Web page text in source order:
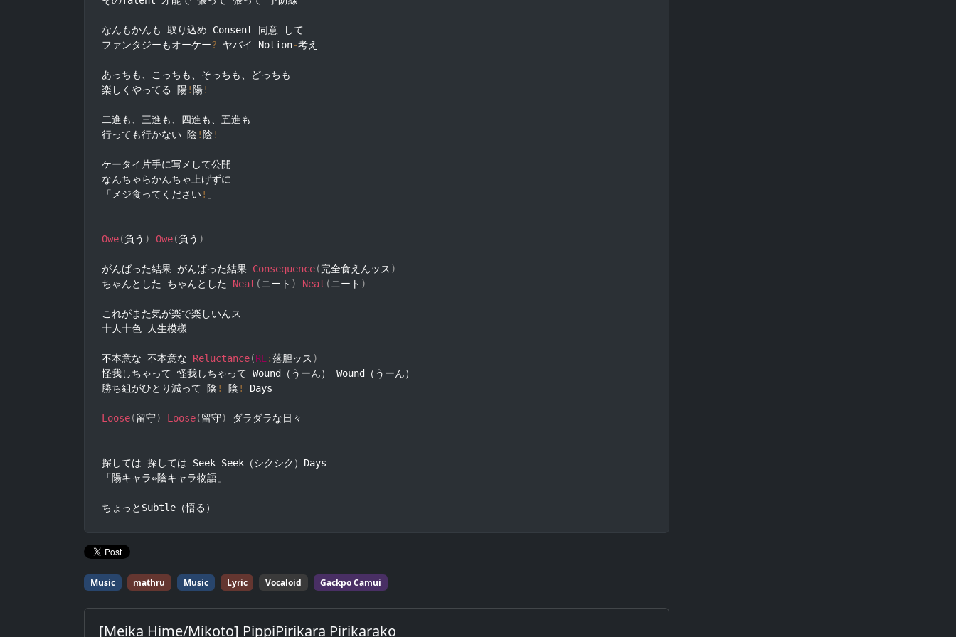
なんもかんも 取り込め Consent-同意 して
ファンタジーもオーケー? ヤバイ Notion-考え
あっちも、こっちも、そっちも、どっちも
楽しくやってる 陽! 陽!
二進も、三進も、四進も、五進も
行っても行かない 陰 ! 陰 !
ケータイ片手に写メして公開
なんちゃらかんちゃ上げずに
「メジ食ってください! 」
Owe(負う ) Owe(負う )
がんばった結果 がんばった結果 Consequence(完全食えんッス )
ちゃんとした ちゃんとした Neat (ニート ) Neat (ニート )
これがまた気が楽で楽しいんス
十人十色 人生模樣
不本意な 不本意な Reluctance(RE:落胆ッス )
怪我しちゃって 怪我しちゃって Wound（うーん） Wound（うーん）
勝ち組がひとり減って 陰 ! 陰 ! Days
Loose(留守) Loose(留守) ダラダラな日々
探しては 探しては Seek Seek（シクシク）Days
「陽キャラ⇔陰キャラ物語」
ちょっとSubtle（悟る）
Music mathru Music Lyric Vocaloid Gackpo Camui
[Meika Hime/Mikoto] PippiPirikara Pirikarako